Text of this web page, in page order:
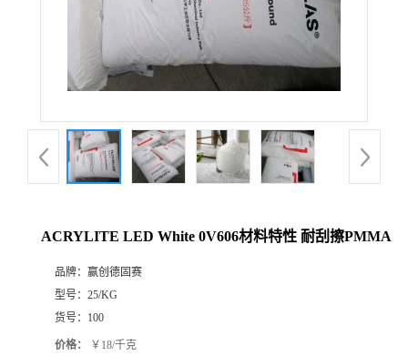
ACRYLITE LED White 0V606材料特性 耐刮擦PMMA
品牌： 赢创德固赛
型号： 25/KG
货号： 100
价格： ￥18/千克